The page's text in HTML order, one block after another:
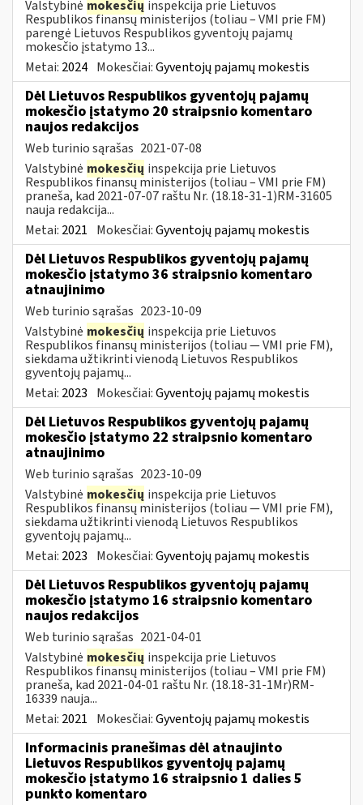
Valstybinė mokesčių inspekcija prie Lietuvos
Respublikos finansų ministerijos (toliau – VMI prie FM)
parengė Lietuvos Respublikos gyventojų pajamų
mokesčio įstatymo 13...
Metai: 2024 Mokesčiai:Gyventojų pajamų mokestis
Dėl Lietuvos Respublikos gyventojų pajamų
mokesčio įstatymo 20 straipsnio komentaro
naujos redakcijos
Web turinio sąrašas 2021-07-08
Valstybinė mokesčių inspekcija prie Lietuvos
Respublikos finansų ministerijos (toliau – VMI prie FM)
praneša, kad 2021-07-07 raštu Nr. (18.18-31-1)RM-31605
nauja redakcija...
Metai: 2021 Mokesčiai:Gyventojų pajamų mokestis
Dėl Lietuvos Respublikos gyventojų pajamų
mokesčio įstatymo 36 straipsnio komentaro
atnaujinimo
Web turinio sąrašas 2023-10-09
Valstybinė mokesčių inspekcija prie Lietuvos
Respublikos finansų ministerijos (toliau — VMI prie FM),
siekdama užtikrinti vienodą Lietuvos Respublikos
gyventojų pajamų...
Metai: 2023 Mokesčiai:Gyventojų pajamų mokestis
Dėl Lietuvos Respublikos gyventojų pajamų
mokesčio įstatymo 22 straipsnio komentaro
atnaujinimo
Web turinio sąrašas 2023-10-09
Valstybinė mokesčių inspekcija prie Lietuvos
Respublikos finansų ministerijos (toliau — VMI prie FM),
siekdama užtikrinti vienodą Lietuvos Respublikos
gyventojų pajamų...
Metai: 2023 Mokesčiai:Gyventojų pajamų mokestis
Dėl Lietuvos Respublikos gyventojų pajamų
mokesčio įstatymo 16 straipsnio komentaro
naujos redakcijos
Web turinio sąrašas 2021-04-01
Valstybinė mokesčių inspekcija prie Lietuvos
Respublikos finansų ministerijos (toliau – VMI prie FM)
praneša, kad 2021-04-01 raštu Nr. (18.18-31-1Mr)RM-
16339 nauja...
Metai: 2021 Mokesčiai:Gyventojų pajamų mokestis
Informacinis pranešimas dėl atnaujinto
Lietuvos Respublikos gyventojų pajamų
mokesčio įstatymo 16 straipsnio 1 dalies 5
punkto komentaro